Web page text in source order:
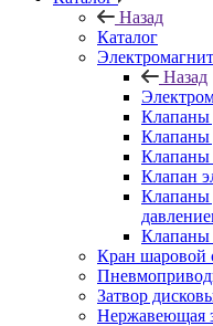
Назад
Каталог
Назад
Клапаны
Клапаны
Клапаны
Клапан
Клапаны
Клапаны
Кран шаровой
Затвор
Нержавеющая